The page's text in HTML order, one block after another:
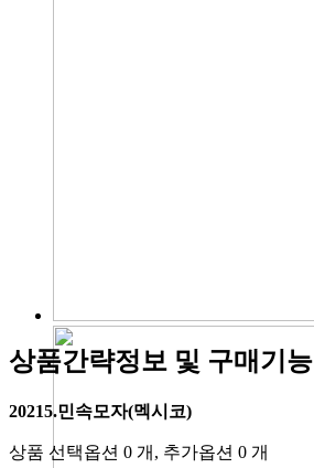
상품간략정보 및 구매기능
20215.민속모자(멕시코)
상품 선택옵션 0 개, 추가옵션 0 개